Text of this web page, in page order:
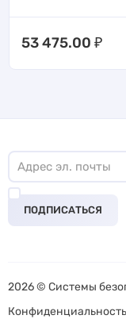
53 475.00 ₽
ПОДПИСАТЬСЯ
2026 © Системы
Конфиденциальность